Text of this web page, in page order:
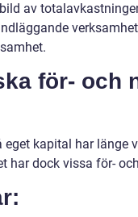
av
för- och
eget kapital har länge
har dock vissa för-